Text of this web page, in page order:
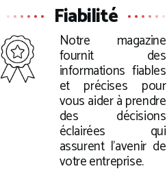
Fiabilité
Notre magazine
fournit des
informations fiables
et précises pour
vous aider à prendre
des décisions
éclairées qui
assurent l’avenir de
votre entreprise.